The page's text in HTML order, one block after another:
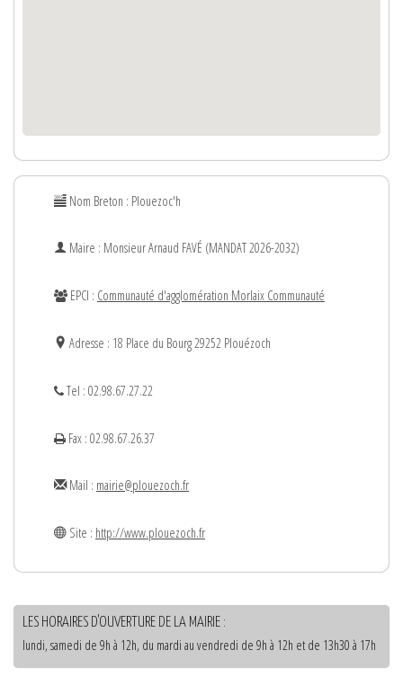
Nom Breton : Plouezoc'h
Maire : MonsieurArnaud FAVÉ (MANDAT 2026-2032)
EPCI : Communauté d'agglomération Morlaix Communauté
Adresse : 18 Place du Bourg 29252 Plouézoch
Tel : 02.98.67.27.22
Fax : 02.98.67.26.37
Mail : mairie@plouezoch.fr
Site : http://www.plouezoch.fr
LES HORAIRES D'OUVERTURE DE LA MAIRIE :
lundi, samedi de 9h à 12h, du mardi au vendredi de 9h à 12h et de 13h30 à 17h